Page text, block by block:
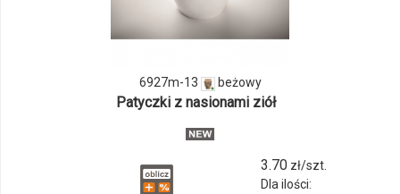
6927m-
6927m-13 beżowy
Patyczki z nasionami ziół
3.70zł/szt.
Dla ilości: